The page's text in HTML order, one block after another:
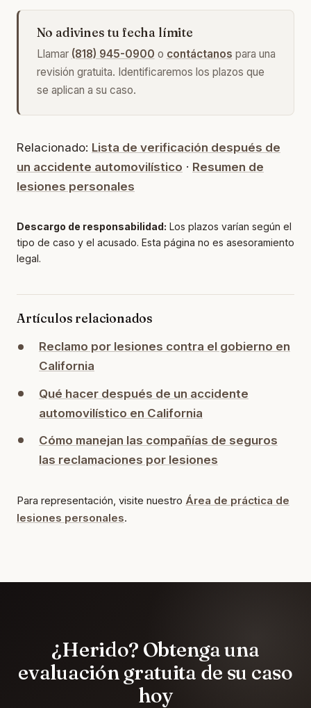
No adivines tu fecha límite
Llamar (818) 945-0900 o contáctanos para una
revisión gratuita. Identificaremos los plazos que
se aplican a su caso.
Relacionado: Lista de verificación después de
un accidente automovilístico · Resumen de
lesiones personales
Descargo de responsabilidad: Los plazos varían según el
tipo de caso y el acusado. Esta página no es asesoramiento
legal.
Artículos relacionados
Reclamo por lesiones contra el gobierno en
California
Qué hacer después de un accidente
automovilístico en California
Cómo manejan las compañías de seguros
las reclamaciones por lesiones
Para representación, visite nuestro Área de práctica de
lesiones personales.
¿Herido? Obtenga una
evaluación gratuita de su caso
hoy